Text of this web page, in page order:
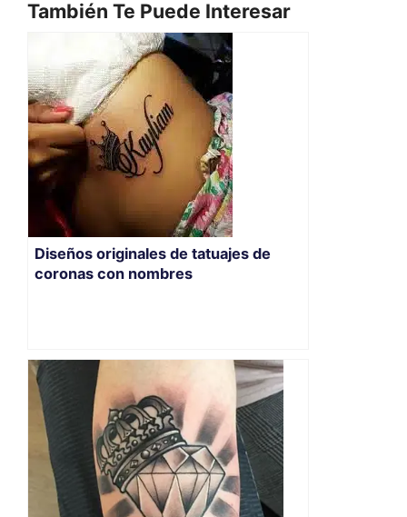
También Te Puede Interesar
Diseños originales de tatuajes de
coronas con nombres